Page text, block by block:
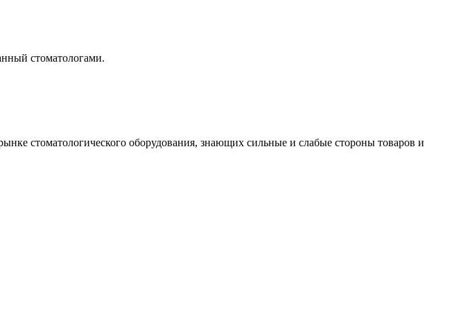
стоматологами.
стоматологического оборудования, знающих сильные и слабые стороны товаров и